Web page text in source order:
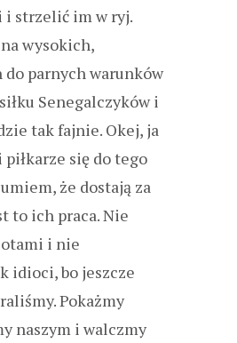
i strzelić im w ryj.
wysokich,
parnych warunków
Senegalczyków i
tak fajnie. Okej, ja
się do tego
że dostają za
to ich praca. Nie
i nie
idioci, bo jeszcze
Pokażmy
naszym i walczmy